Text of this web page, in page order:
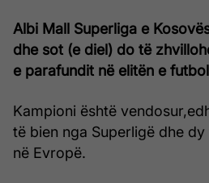
Albi Mall Superliga e
dhe sot (e diel) do të
e parafundit në elitën e
Kampioni është
të bien nga Superligë dhe
në Evropë.